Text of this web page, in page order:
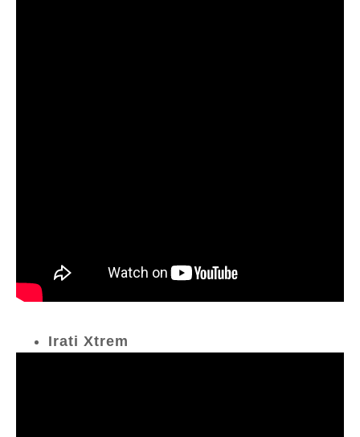
Irati Xtrem